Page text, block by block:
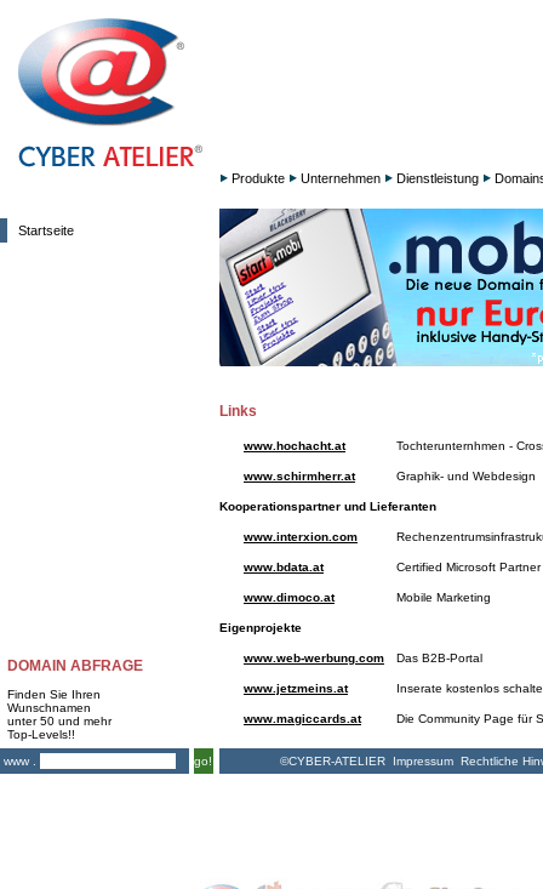
Startseite
DOMAIN ABFRAGE
Finden Sie Ihren
Wunschnamen
unter 50 und mehr
Top-Levels!!
www .
go!
Produkte Unternehmen Dienstleistung
Links
www.hochacht.at Tochterunternhmen -
www.schirmherr.at Graphik- und Webdesign
Kooperationspartner und Lieferanten
www.interxion.com
www.bdata.at Certified Microsoft Partner
www.dimoco.at Mobile Marketing
Eigenprojekte
www.web-werbung.com Das B2B-Portal
www.jetzmeins.at Inserate kostenlos
www.magiccards.at Die Community Page für
©CYBER-ATELIER Impressum Rechtliche